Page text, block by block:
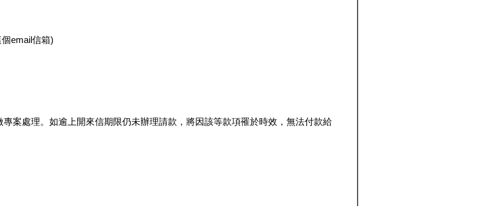
email信箱)
案處理。如逾上開來信期限仍未辦理請款，將因該等款項罹於時效，無法付款給